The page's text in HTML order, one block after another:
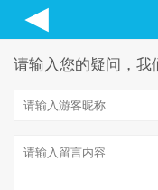
◀
请输入您的疑问，我